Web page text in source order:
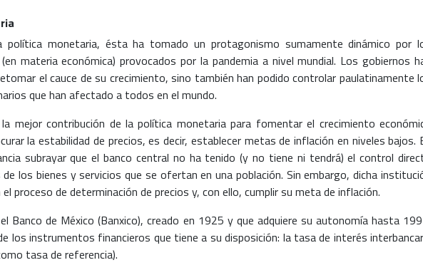
política monetaria, ésta ha tomado un protagonismo sumamente dinámico por
materia económica) provocados por la pandemia a nivel mundial. Los gobiernos
el cauce de su crecimiento, sino también han podido controlar paulatinamente
que han afectado a todos en el mundo.
mejor contribución de la política monetaria para fomentar el crecimiento
la estabilidad de precios, es decir, establecer metas de inflación en niveles bajos.
subrayar que el banco central no ha tenido (y no tiene ni tendrá) el control
los bienes y servicios que se ofertan en una población. Sin embargo, dicha
proceso de determinación de precios y, con ello, cumplir su meta de inflación.
Banco de México (Banxico), creado en 1925 y que adquiere su autonomía hasta
los instrumentos financieros que tiene a su disposición: la tasa de interés
tasa de referencia).